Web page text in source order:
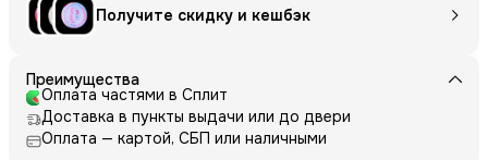
Получите скидку и кешбэк
Преимущества
Оплата частями в Сплит
Доставка в пункты выдачи или до двери
Оплата — картой, СБП или наличными